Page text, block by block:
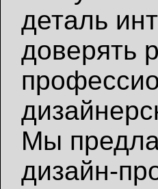
деталь
доверять
Мы
дизайн-